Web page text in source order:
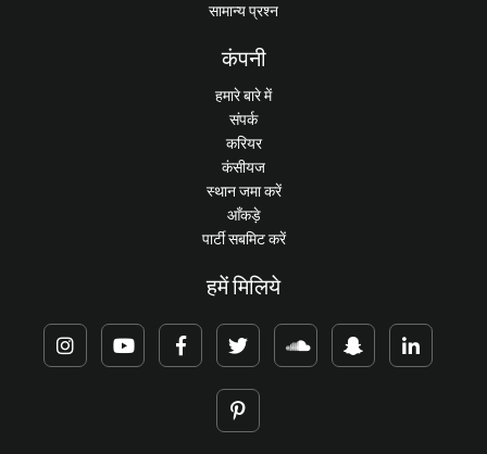
सामान्य प्रश्न
कंपनी
हमारे बारे में
संपर्क
करियर
कंसीयज
स्थान जमा करें
आँकड़े
पार्टी सबमिट करें
हमें मिलिये